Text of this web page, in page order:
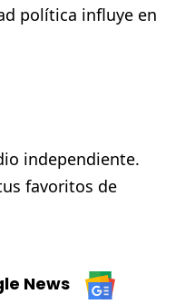
política influye en
independiente.
favoritos de
News